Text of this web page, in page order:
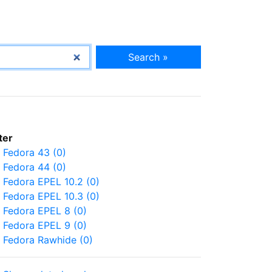
Search »
Fedora 43 (0)
Fedora 44 (0)
Fedora EPEL 10.2 (0)
Fedora EPEL 10.3 (0)
Fedora EPEL 8 (0)
Fedora EPEL 9 (0)
Fedora Rawhide (0)